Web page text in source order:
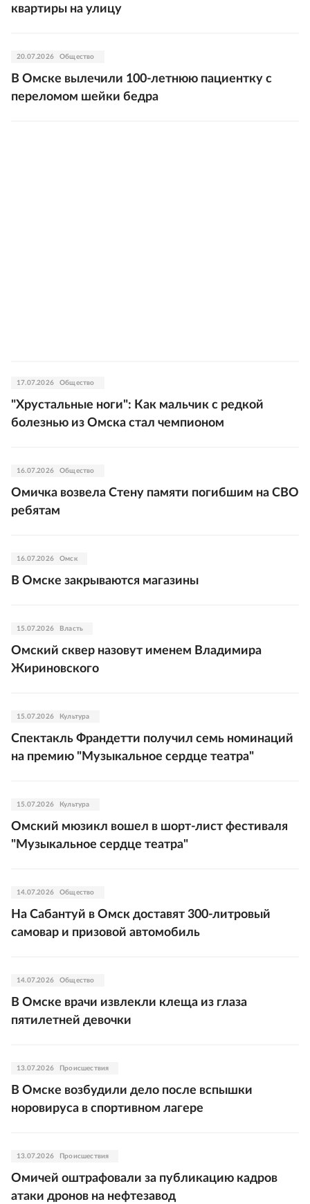
квартиры на улицу
20.07.2026 Общество
В Омске вылечили 100-летнюю пациентку с
переломом шейки бедра
17.07.2026 Общество
"Хрустальные ноги": Как мальчик с редкой
болезнью из Омска стал чемпионом
16.07.2026 Общество
Омичка возвела Стену памяти погибшим на СВО
ребятам
16.07.2026 Омск
В Омске закрываются магазины
15.07.2026 Власть
Омский сквер назовут именем Владимира
Жириновского
15.07.2026 Культура
Спектакль Франдетти получил семь номинаций
на премию "Музыкальное сердце театра"
15.07.2026 Культура
Омский мюзикл вошел в шорт-лист фестиваля
"Музыкальное сердце театра"
14.07.2026 Общество
На Сабантуй в Омск доставят 300-литровый
самовар и призовой автомобиль
14.07.2026 Общество
В Омске врачи извлекли клеща из глаза
пятилетней девочки
13.07.2026 Происшествия
В Омске возбудили дело после вспышки
норовируса в спортивном лагере
13.07.2026 Происшествия
Омичей оштрафовали за публикацию кадров
атаки дронов на нефтезавод